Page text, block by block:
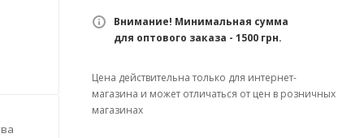
Внимание! Минимальная сумма
для оптового заказа - 1500 грн.
Цена действительна только для интернет-
магазина и может отличаться от цен в розничных
магазинах